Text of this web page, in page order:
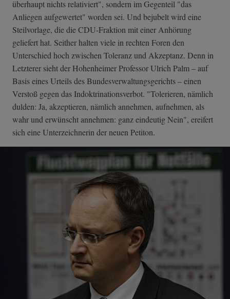
überhaupt nichts relativiert", sondern im Gegenteil "das
Anliegen aufgewertet" worden sei. Und bejubelt wird eine
Steilvorlage, die die CDU-Fraktion mit einer Anhörung
geliefert hat. Seither halten viele in rechten Foren den
Unterschied hoch zwischen Toleranz und Akzeptanz. Denn in
Letzterer sieht der Hohenheimer Professor Ulrich Palm – auf
Basis eines Urteils des Bundesverwaltungsgerichts – einen
Verstoß gegen das Indoktrinationsverbot. "Tolerieren, nämlich
dulden: Ja, akzeptieren, nämlich annehmen, aufnehmen, als
wahr und erwünscht annehmen: ganz eindeutig Nein", ereifert
sich eine Unterzeichnerin der neuen Petiton.